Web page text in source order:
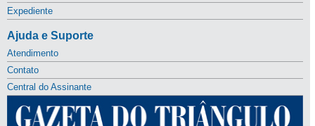
Expediente
Ajuda e Suporte
Atendimento
Contato
Central do Assinante